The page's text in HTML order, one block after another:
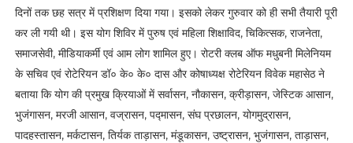
दिनों तक छह सत्र में प्रशिक्षण दिया गया। इसको लेकर गुरुवार को ही सभी तैयारी पूरी
कर ली गयी थी। इस योग शिविर में पुरुष एवं महिला शिक्षाविद, चिकित्सक, राजनेता,
समाजसेवी, मीडियाकर्मी एवं आम लोग शामिल हुए। रोटरी क्लब ऑफ मधुबनी मिलेनियम
के सचिव एवं रोटेरियन डॉ० के० के० दास और कोषाध्यक्ष रोटेरियन विवेक महासेठ ने
बताया कि योग की प्रमुख क्रियाओं में सर्वासन, नौकासन, क्रीड़ासन, जेस्टिक आसान,
भुजंगासन, मरजी आसान, वज्रासन, पद्मासन, संघ प्रछालन, योगमुद्रासन,
पादहस्तासन, मर्कटासन, तिर्यक ताड़ासन, मंडूकासन, उष्ट्रासन, भुजंगासन, ताड़ासन,